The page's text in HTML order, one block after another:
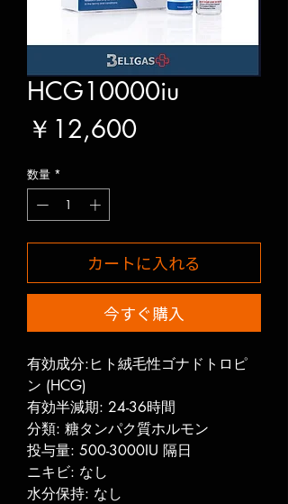
HCG10000iu
￥12,600価
数量 *
カートに入れる
今すぐ購入
有効成分:ヒト絨毛性ゴナドトロピ
ン (HCG)
有効半減期: 24-36時間
分類: 糖タンパク質ホルモン
投与量: 500-3000IU 隔日
ニキビ: なし
水分保持: なし